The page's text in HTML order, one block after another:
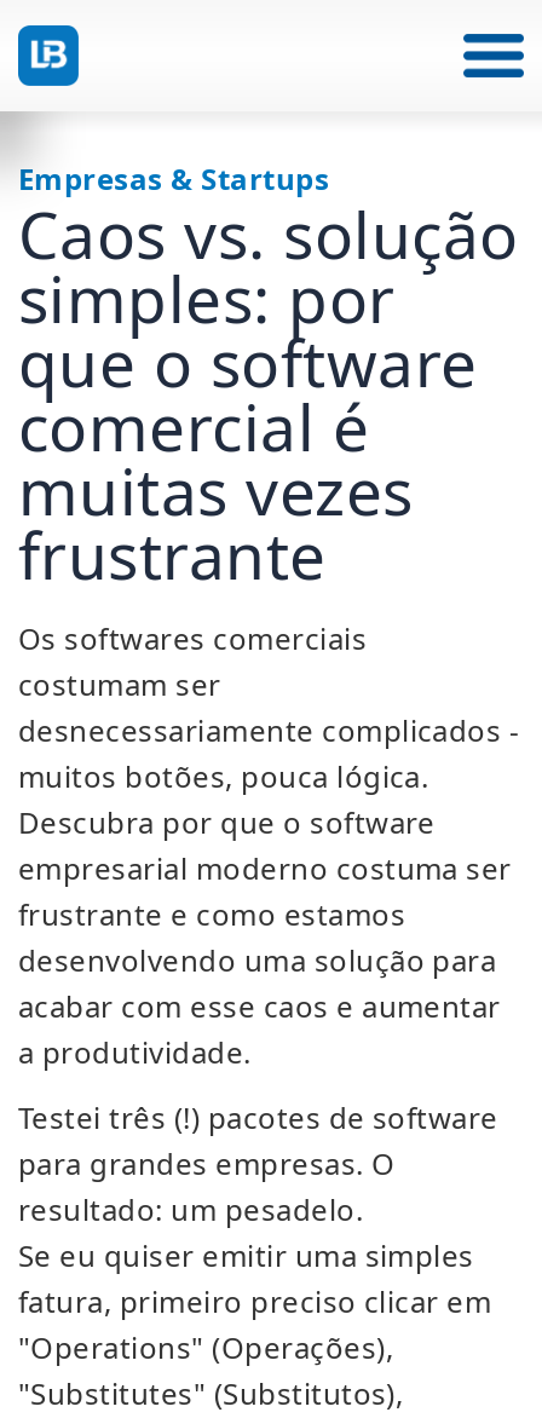
Empresas & Startups
Caos vs. solução
simples: por
que o software
comercial é
muitas vezes
frustrante
Os softwares comerciais
costumam ser
desnecessariamente complicados -
muitos botões, pouca lógica.
Descubra por que o software
empresarial moderno costuma ser
frustrante e como estamos
desenvolvendo uma solução para
acabar com esse caos e aumentar
a produtividade.
Testei três (!) pacotes de software
para grandes empresas. O
resultado: um pesadelo.
Se eu quiser emitir uma simples
fatura, primeiro preciso clicar em
"Operations" (Operações),
"Substitutes" (Substitutos),